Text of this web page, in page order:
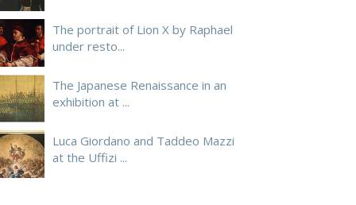
The portrait of Lion X by Raphael
under resto...
The Japanese Renaissance in an
exhibition at ...
Luca Giordano and Taddeo Mazzi
at the Uffizi ...